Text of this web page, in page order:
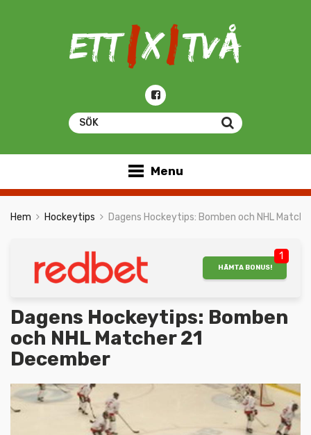
Menu
Hem Hockeytips Dagens Hockeytips: Bomben och NHL
1
HÄMTA BONUS!
Dagens Hockeytips: Bomben
och NHL Matcher 21
December